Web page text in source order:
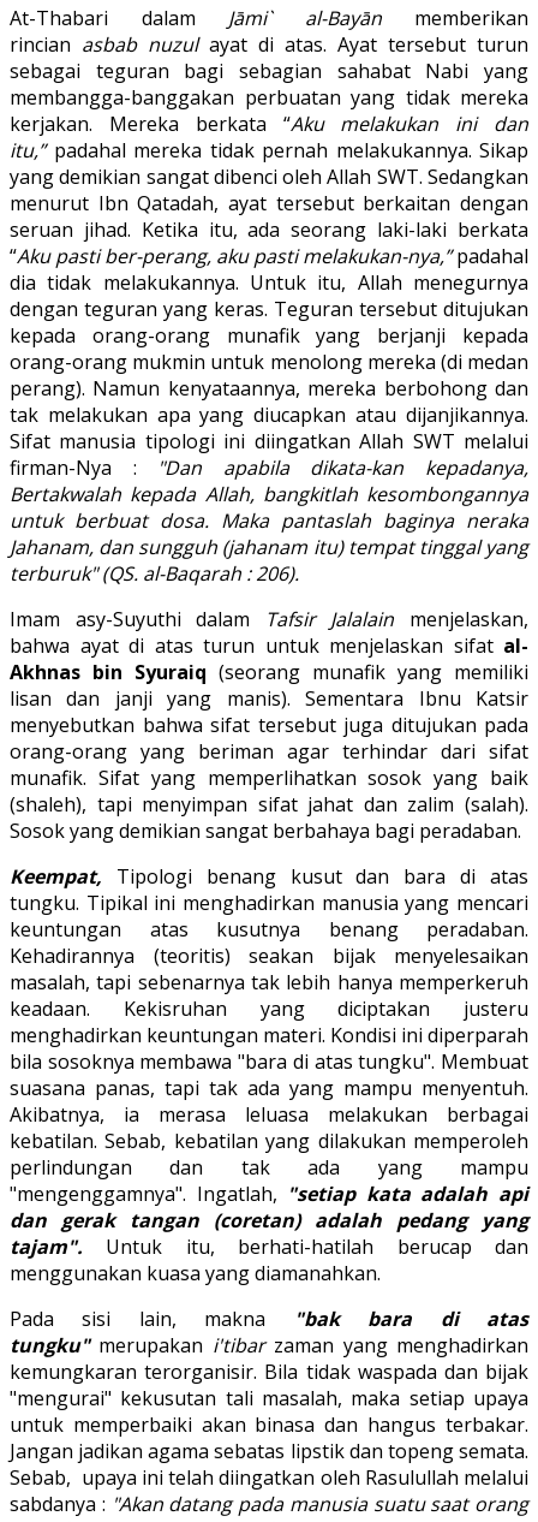
At-Thabari dalam Jāmi` al-Bayānmemberikan
rincian asbab nuzul ayat di atas. Ayat tersebut turun
sebagai teguran bagi sebagian sahabat Nabi yang
membangga-banggakan perbuatan yang tidak mereka
kerjakan. Mereka berkata “Aku melakukan ini dan
itu,” padahal mereka tidak pernah melakukannya. Sikap
yang demikian sangat dibenci oleh Allah SWT. Sedangkan
menurut Ibn Qatadah, ayat tersebut berkaitan dengan
seruan jihad. Ketika itu, ada seorang laki-laki berkata
“Aku pasti ber-perang, aku pasti melakukan-nya,”padahal
dia tidak melakukannya. Untuk itu, Allah menegurnya
dengan teguran yang keras. Teguran tersebut ditujukan
kepada orang-orang munafik yang berjanji kepada
orang-orang mukmin untuk menolong mereka (di medan
perang). Namun kenyataannya, mereka berbohong dan
tak melakukan apa yang diucapkan atau dijanjikannya.
Sifat manusia tipologi ini diingatkan Allah SWT melalui
firman-Nya :
"Dan apabila dikata-kan kepadanya,
Bertakwalah kepada Allah, bangkitlah kesombongannya
untuk berbuat dosa. Maka pantaslah baginya neraka
Jahanam, dan sungguh (jahanam itu) tempat tinggal yang
terburuk" (QS. al-Baqarah : 206).
Imam asy-Suyuthi dalam Tafsir Jalalain menjelaskan,
bahwa ayat di atas turun untuk menjelaskan sifat al-
Akhnas bin Syuraiq (seorang munafik yang memiliki
lisan dan janji yang manis). Sementara Ibnu Katsir
menyebutkan bahwa sifat tersebut juga ditujukan pada
orang-orang yang beriman agar terhindar dari sifat
munafik. Sifat yang memperlihatkan sosok yang baik
(shaleh), tapi menyimpan sifat jahat dan zalim (salah).
Sosok yang demikian sangat berbahaya bagi peradaban.
Keempat, Tipologi benang kusut dan bara di atas
tungku. Tipikal ini menghadirkan manusia yang mencari
keuntungan atas kusutnya benang peradaban.
Kehadirannya (teoritis) seakan bijak menyelesaikan
masalah, tapi sebenarnya tak lebih hanya memperkeruh
keadaan. Kekisruhan yang diciptakan justeru
menghadirkan keuntungan materi. Kondisi ini diperparah
bila sosoknya membawa "bara di atas tungku". Membuat
suasana panas, tapi tak ada yang mampu menyentuh.
Akibatnya, ia merasa leluasa melakukan berbagai
kebatilan. Sebab, kebatilan yang dilakukan memperoleh
perlindungan dan tak ada yang mampu
"mengenggamnya". Ingatlah, "setiap kata adalah api
dan gerak tangan (coretan) adalah pedang yang
tajam". Untuk itu, berhati-hatilah berucap dan
menggunakan kuasa yang diamanahkan.
Pada sisi lain, makna
"bak bara di atas
tungku" merupakan i'tibarzaman yang menghadirkan
kemungkaran terorganisir. Bila tidak waspada dan bijak
"mengurai" kekusutan tali masalah, maka setiap upaya
untuk memperbaiki akan binasa dan hangus terbakar.
Jangan jadikan agama sebatas lipstik dan topeng semata.
Sebab, upaya ini telah diingatkan oleh Rasulullah melalui
sabdanya : "Akan datang pada manusia suatu saat orang